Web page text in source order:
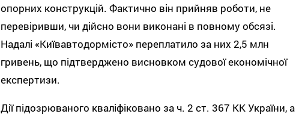
опорних конструкцій. Фактично він прийняв роботи, не
перевіривши, чи дійсно вони виконані в повному обсязі.
Надалі «Київавтодормісто» переплатило за них 2,5 млн
гривень, що підтверджено висновком судової економічної
експертизи.
Дії підозрюваного кваліфіковано за ч. 2 ст. 367 КК України, а